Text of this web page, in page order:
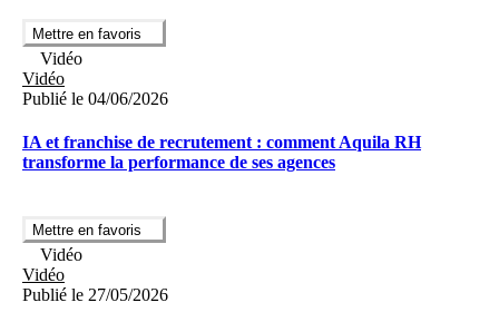
Mettre en favoris
Vidéo
Vidéo
Publié le 04/06/2026
IA et franchise de recrutement : comment Aquila RH
transforme la performance de ses agences
Mettre en favoris
Vidéo
Vidéo
Publié le 27/05/2026